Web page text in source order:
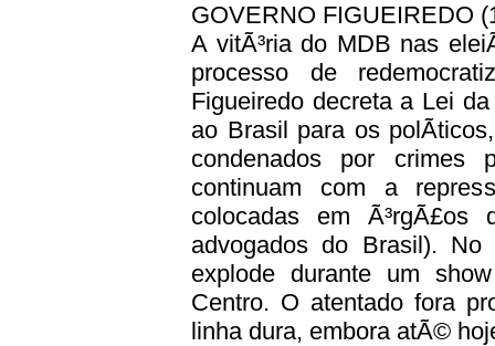
GOVERNO FIGUEIREDO
A vitÃ³ria do MDB nas
processo de
Figueiredo decreta a Lei
ao Brasil para os
condenados por crimes
continuam com a
colocadas em
advogados do Brasil).
explode durante um
Centro. O atentado fora
linha dura, embora atÃ©